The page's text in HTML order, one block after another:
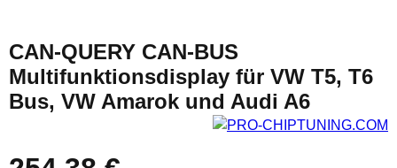
CAN-QUERY CAN-BUS
Multifunktionsdisplay für VW T5, T6
Bus, VW Amarok und Audi A6